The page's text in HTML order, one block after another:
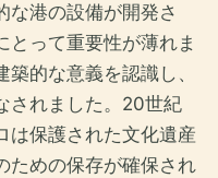
な港の設備が開発さ
とって重要性が薄れま
的な意義を認識し、
されました。20世紀
は保護された文化遺産
ための保存が確保され